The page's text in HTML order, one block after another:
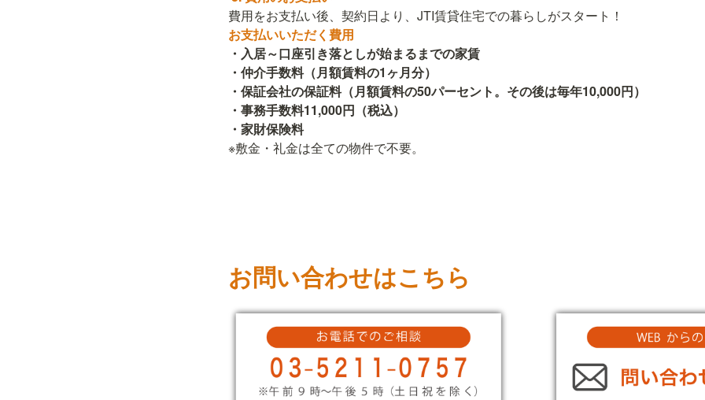
・ 入居～口座引き落としが始まるまでの家賃
・仲介手数料（月額賃料の1ヶ月分）
・保証会社の保証料（月額賃料の50パーセント。その後は毎年10,000円）
・事務手数料11,000円（税込）
※敷金・礼金は全ての物件で不要。
お問い合わせはこちら